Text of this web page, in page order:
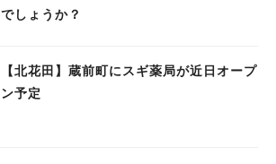
でしょうか？
【北花田】蔵前町にスギ薬局が近日オープ
ン予定